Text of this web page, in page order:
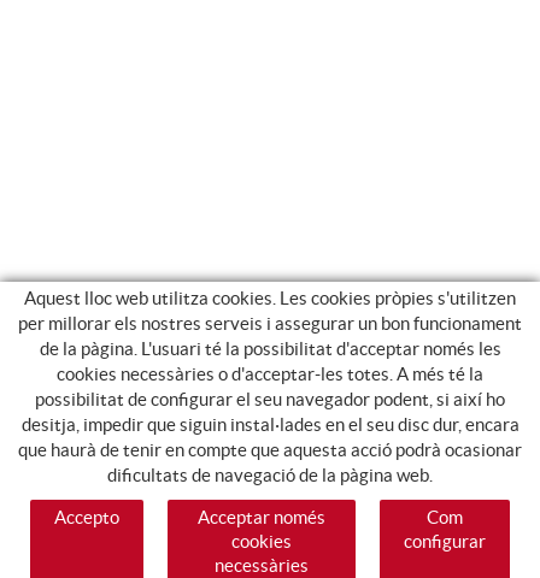
Aquest lloc web utilitza cookies. Les cookies pròpies s'utilitzen
per millorar els nostres serveis i assegurar un bon funcionament
de la pàgina. L'usuari té la possibilitat d'acceptar només les
cookies necessàries o d'acceptar-les totes. A més té la
possibilitat de configurar el seu navegador podent, si així ho
desitja, impedir que siguin instal·lades en el seu disc dur, encara
que haurà de tenir en compte que aquesta acció podrà ocasionar
dificultats de navegació de la pàgina web.
Accepto
Acceptar només
cookies
necessàries
Com
configurar